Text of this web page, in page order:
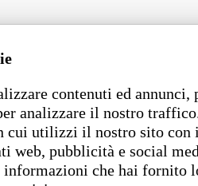
contenuti ed annunci,
analizzare il nostro
utilizzi il nostro sito con
web, pubblicità e social
che hai fornito